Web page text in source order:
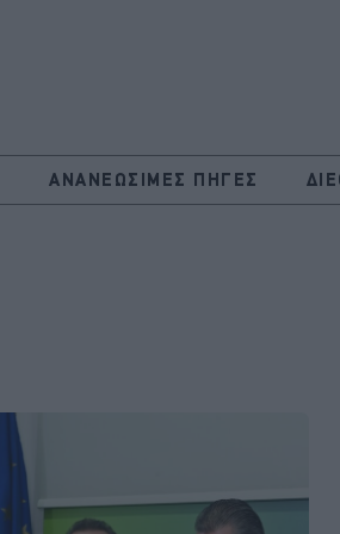
ΑΝΑΝΕΩΣΙΜΕΣ ΠΗΓΕΣ